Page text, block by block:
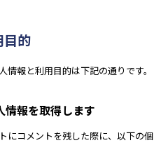
目的
報と利用目的は下記の通りです。
情報を取得します
にコメントを残した際に、以下の個